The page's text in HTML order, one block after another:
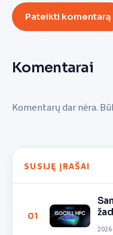
Pateikti komentarą
Komentarai
Komentarų dar nėra.
SUSIJĘ ĮRAŠAI
01